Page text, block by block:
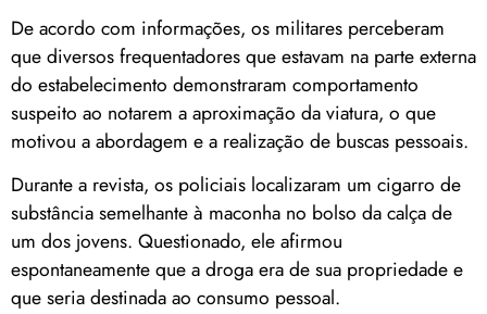
De acordo com informações, os militares perceberam
que diversos frequentadores que estavam na parte externa
do estabelecimento demonstraram comportamento
suspeito ao notarem a aproximação da viatura, o que
motivou a abordagem e a realização de buscas pessoais.
Durante a revista, os policiais localizaram um cigarro de
substância semelhante à maconha no bolso da calça de
um dos jovens. Questionado, ele afirmou
espontaneamente que a droga era de sua propriedade e
que seria destinada ao consumo pessoal.